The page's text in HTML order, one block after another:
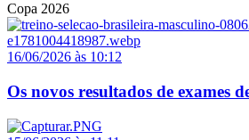
Copa 2026
16/06/2026 às 10:12
Os novos resultados de exames